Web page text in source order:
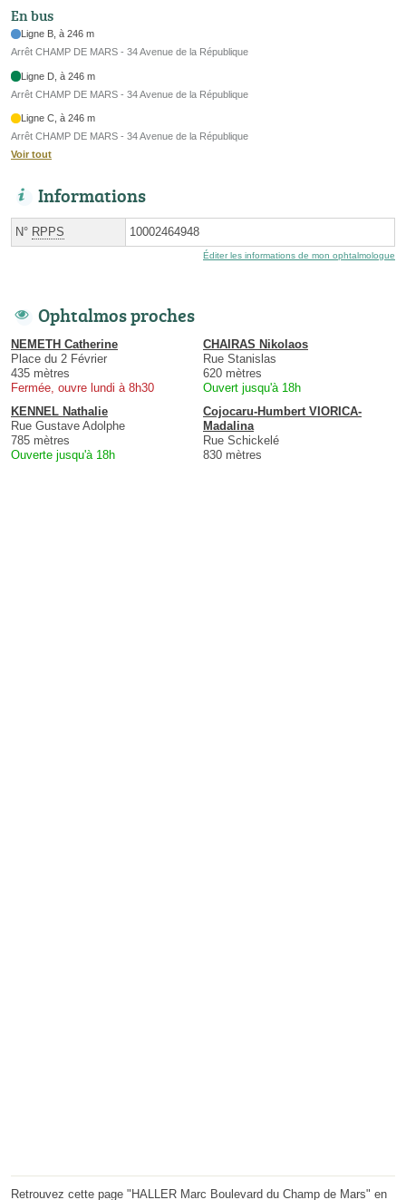
En bus
Ligne B, à 246 m
Arrêt CHAMP DE MARS - 34 Avenue de la République
Ligne D, à 246 m
Arrêt CHAMP DE MARS - 34 Avenue de la République
Ligne C, à 246 m
Arrêt CHAMP DE MARS - 34 Avenue de la République
Voir tout
Informations
N° RPPS 10002464948
Éditer les informations de mon ophtalmologue
Ophtalmos proches
NEMETH Catherine
Place du 2 Février
435 mètres
Fermée, ouvre lundi à 8h30
CHAIRAS Nikolaos
Rue Stanislas
620 mètres
Ouvert jusqu'à 18h
KENNEL Nathalie
Rue Gustave Adolphe
785 mètres
Ouverte jusqu'à 18h
Cojocaru-Humbert VIORICA-
Madalina
Rue Schickelé
830 mètres
Retrouvez cette page "HALLER Marc Boulevard du Champ de Mars" en